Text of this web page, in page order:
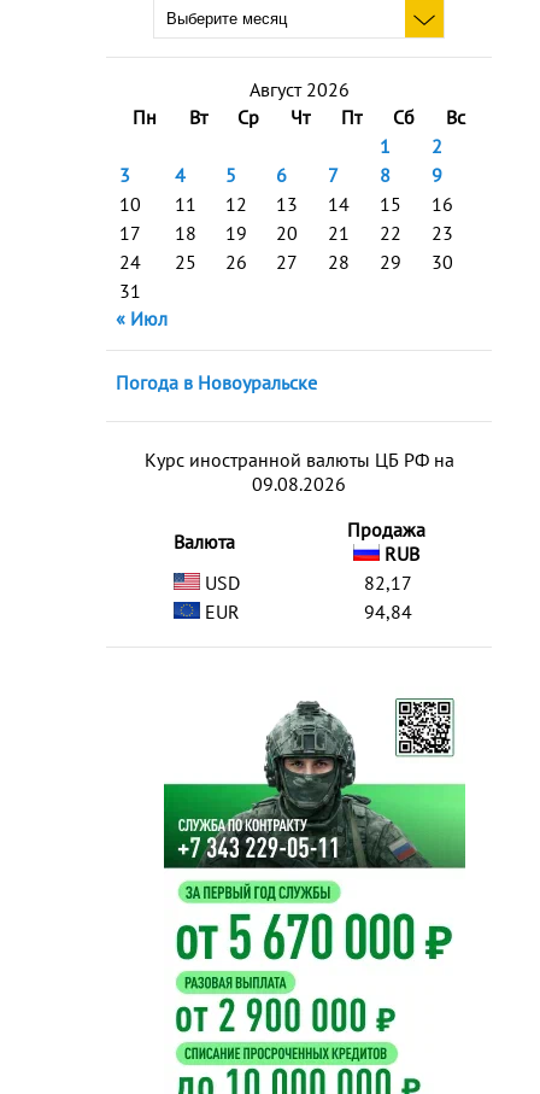
Август 2026
Пн
Вт Ср Чт Пт Сб
Вс
1
2
3
4 5 6 7 8
9
10
11 12 13 14 15
16
17
18 19 20 21 22
23
24
25 26 27 28 29
30
31
« Июл
Погода в Новоуральске
Курс иностранной валюты ЦБ РФ на
09.08.2026
Валюта
Продажа
RUB
USD
82,17
EUR
94,84